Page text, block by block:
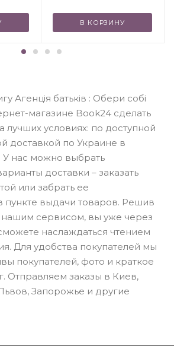
В КОРЗИНУ
Агенція батьків : Обери собі
магазине Book24 сделать
лучших условиях: по доступной
доставкой по Украине в
У нас можно выбрать
доставки – заказать
или забрать ее
пункте выдачи товаров. Решив
нашим сервисом, вы уже через
наслаждаться чтением
Для удобства покупателей мы
покупателей, фото и краткое
Отправляем заказы в Киев,
Запорожье и другие